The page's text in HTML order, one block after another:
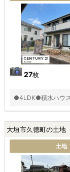
27枚
●4LDK●積水ハウ
大垣市久徳町の土地
土地